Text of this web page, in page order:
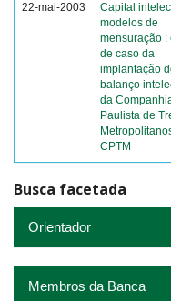
22-mai-2003
Capital
modelos de
mensuração :
de caso da
implantação
balanço
da
Paulista de
CPTM
Busca facetada
Orientador
Membros da Banca